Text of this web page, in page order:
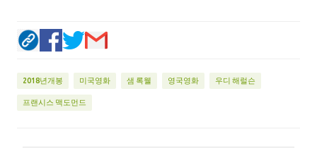
2018년개봉 미국영화 샘 록웰 영국영화 우디 해럴슨
프랜시스 맥도먼드